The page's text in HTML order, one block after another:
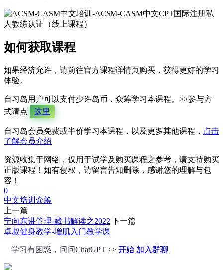
如何获取课程
如果经济允许，请前往官方课程详情页购买，获得更好的学习
体验。
自习岛用户可以支付少许岛币，众筹学习本课程。>>参与方
式请点
这里
自习岛会员免费或半价学习本课程，以及更多其他课程， 点击
了解会员介绍
资源收集于网络，仅用于试学及购买课程之参考，请支持购买
正版课程！如有侵权，请留言告知删除，感谢您的理解与包
容！
0
中文培训 众筹
上一篇
宁向东讲管理-藏书解读之2022 下一篇
卓叔健身教学-增肌入门教学课
学习有困惑，问问ChatGPT >> 开始 加入群聊